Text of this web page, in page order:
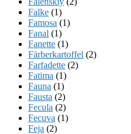
Falke (1)
Famosa (1)
Fanal (1)
Fanette (1)
Färberkartoffel (2)
Farfadette (2)
Fatima (1)
Fauna (1)
Fausta (2)
Fecula (2)
Fecuva (1)
Feja (2)